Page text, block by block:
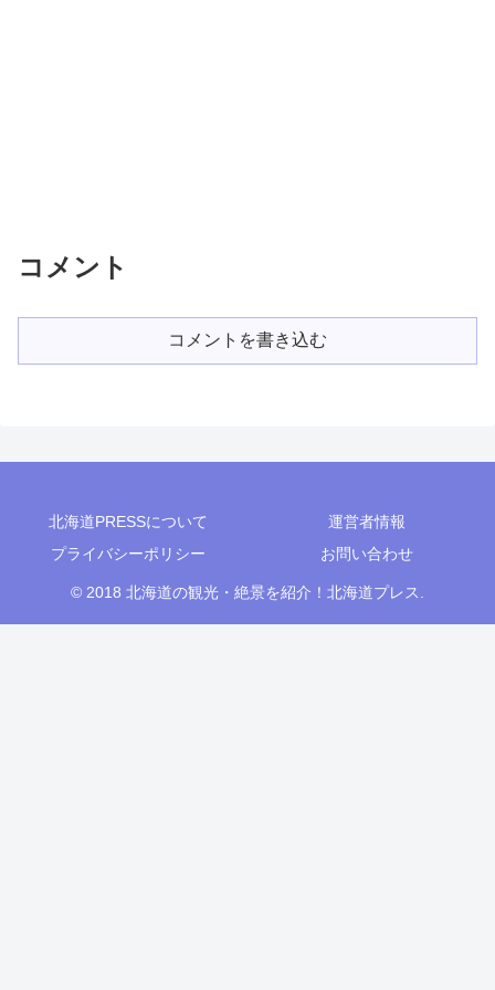
コメント
コメントを書き込む
北海道PRESSについて
運営者情報
プライバシーポリシー
お問い合わせ
© 2018 北海道の観光・絶景を紹介！北海道プレス.